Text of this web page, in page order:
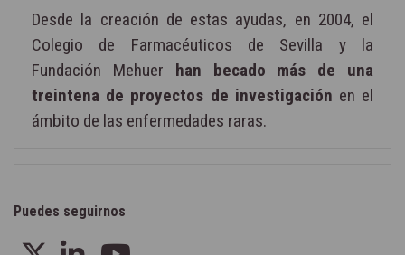
Desde la creación de estas ayudas, en 2004, el
Colegio de Farmacéuticos de Sevilla y la
Fundación Mehuer han becado más de una
treintena de proyectos de investigación en el
ámbito de las enfermedades raras.
Puedes seguirnos